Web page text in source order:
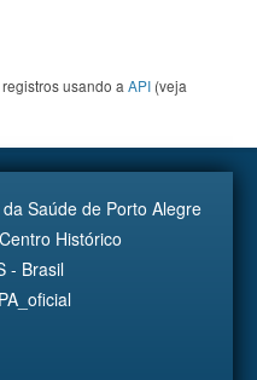
usando a API (veja
Saúde de Porto Alegre
Histórico
- Brasil